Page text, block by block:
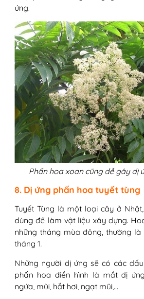
ứng.
Phấn hoa xoan cũng dễ gây dị
8. Dị ứng phấn hoa tuyết tùng
Tuyết Tùng là một loại cây ở
dùng để làm vật liệu xây dựng.
những tháng mùa đông, thường là
tháng 1.
Những người dị ứng sẽ có các
phấn hoa điển hình là mắt dị
ngứa, mũi, hắt hơi, ngạt mũi,…